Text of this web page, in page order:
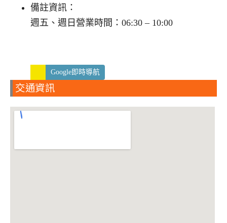
備註資訊：
週五、週日營業時間：06:30 – 10:00
Google即時導航
交通資訊